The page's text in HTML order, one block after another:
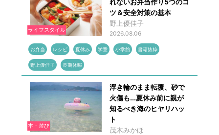
ライフスタイル
れないお弁当作り5つのコ
ツ＆安全対策の基本
野上優佳子
2026.08.06
お弁当 レシピ 夏休み 学童 小学館 書籍抜粋
野上優佳子 長期休暇
本・遊び
浮き輪のまま転覆、砂で
火傷も...夏休み前に親が
知るべき海のヒヤリハッ
ト
茂木みかほ